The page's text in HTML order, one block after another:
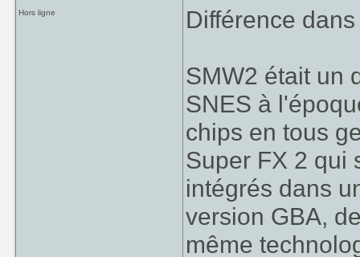
Hors ligne
Différence
SMW2 était un
SNES à
chips en tous
Super FX 2 qui
intégrés dans
version GBA,
même